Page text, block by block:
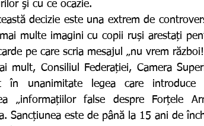
şi cu ce ocazie.
multe imagini cu copii ruși arestați
pe care scria mesajul „nu vrem
în unanimitate legea care introduce
„informațiilor false despre Forțele
Sancțiunea este de până la 15 ani de